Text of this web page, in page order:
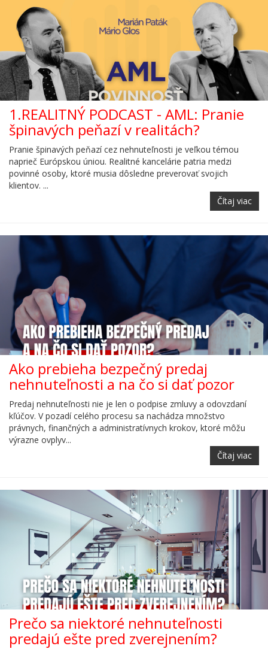
1.REALITNÝ PODCAST - AML: Pranie
špinavých peňazí v realitách?
Pranie špinavých peňazí cez nehnuteľnosti je veľkou témou
naprieč Európskou úniou. Realitné kancelárie patria medzi
povinné osoby, ktoré musia dôsledne preverovať svojich
klientov. ...
Čítaj viac
Ako prebieha bezpečný predaj
nehnuteľnosti a na čo si dať pozor
Predaj nehnuteľnosti nie je len o podpise zmluvy a odovzdaní
kľúčov. V pozadí celého procesu sa nachádza množstvo
právnych, finančných a administratívnych krokov, ktoré môžu
výrazne ovplyv...
Čítaj viac
Prečo sa niektoré nehnuteľnosti
predajú ešte pred zverejnením?